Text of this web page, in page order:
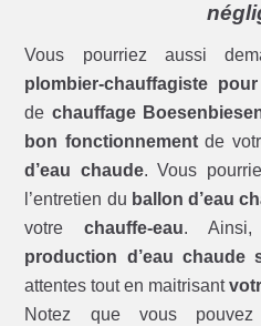
Vous pourriez aussi
plombier-chauffagiste
de chauffage
bon fonctionnementde
d’eau chaude. Vous
l’entretien du ballon d’eau
votrechauffe-eau. Ainsi,
production d’eau chaude
attentes tout en maitrisant
Notez que vous